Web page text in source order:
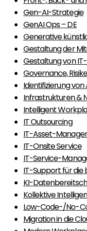
Gen-AI-Strategie
GenAI Ops – DE
Generative
Gestaltung der
Gestaltung von
Governance,
Identifizierung
Infrastrukturen &
Intelligent
IT Outsourcing
IT-Asset-
IT-Onsite Service
IT-Service-
IT-Support für die
KI-
Kollektive
Low-Code-/No-
Migration in die